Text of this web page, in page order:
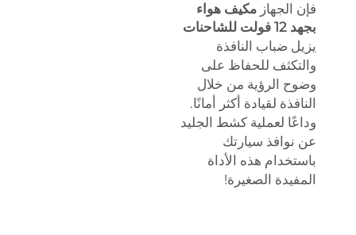
فإن الجهاز مكيف هواء
بجهد 12 فولت للشاحنات
يزيل ضباب النافذة
والتكثف للحفاظ على
وضوح الرؤية من خلال
النافذة لقيادة أكثر أمانًا.
وداعًا لعملية كشط الجليد
عن نوافذ سيارتك
باستخدام هذه الأداة
المفيدة الصغيرة!